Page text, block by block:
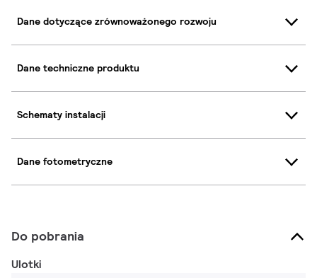
Dane dotyczące zrównoważonego rozwoju
Dane techniczne produktu
Schematy instalacji
Dane fotometryczne
Do pobrania
Ulotki